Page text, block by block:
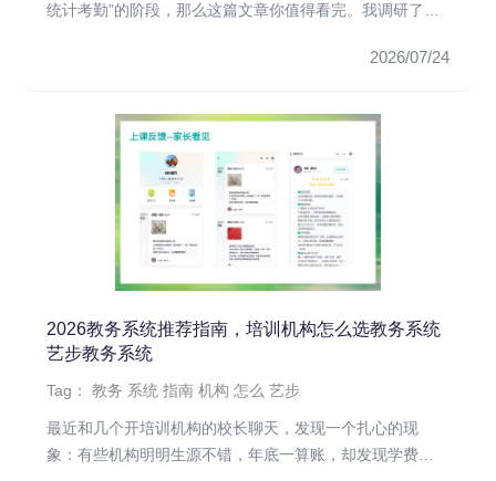
统计考勤”的阶段，那么这篇文章你值得看完。我调研了市
2026/07/24
2026教务系统推荐指南，培训机构怎么选教务系统
艺步教务系统
Tag：教务 系统 指南 机构 怎么 艺步
最近和几个开培训机构的校长聊天，发现一个扎心的现
象：有些机构明明生源不错，年底一算账，却发现学费亏